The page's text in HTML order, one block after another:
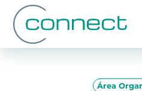
Área